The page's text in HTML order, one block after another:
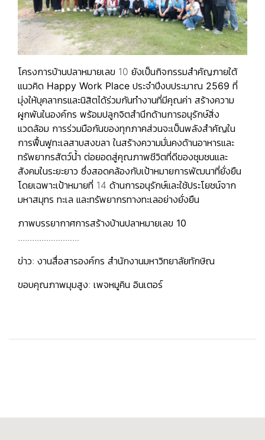
โครงการบ้านปลาหมายเลข 10 ยังเป็นกิจกรรมสำคัญภายใต้
แนวคิด Happy Work Place ประจำปีงบประมาณ 2569 ที่
มุ่งให้บุคลากรและนิสิตได้ร่วมกันทำงานที่มีคุณค่า สร้างความ
ผูกพันในองค์กร พร้อมปลูกจิตสำนึกด้านการอนุรักษ์สิ่ง
แวดล้อม การร่วมมือกันของทุกภาคส่วนจะเป็นพลังสำคัญใน
การฟื้นฟูทะเลสาบสงขลา ในสร้างความมั่นคงด้านอาหารและ
ทรัพยากรสัตว์น้ำ ต่อยอดสู่คุณภาพชีวิตที่ดีของชุมชนและ
สังคมในระยะยาว ซึ่งสอดคล้องกับเป้าหมายการพัฒนาที่ยั่งยืน
โดยเฉพาะเป้าหมายที่ 14 ด้านการอนุรักษ์และใช้ประโยชน์จาก
มหาสมุทร ทะเล และทรัพยากรทางทะเลอย่างยั่งยืน
ภาพบรรยากาศการสร้างบ้านปลาหมายเลข 10
..........................
ข่าว: งานสื่อสารองค์กร สำนักงานมหาวิทยาลัยทักษิณ
ขอบคุณภาพมุมสูง: เพจหมูคิน อินเตอร์